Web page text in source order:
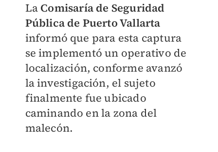
LaComisaría de Seguridad
Pública de Puerto Vallarta
informó que para esta captura
se implementó un operativo de
localización, conforme avanzó
la investigación, el sujeto
finalmente fue ubicado
caminando en la zona del
malecón.